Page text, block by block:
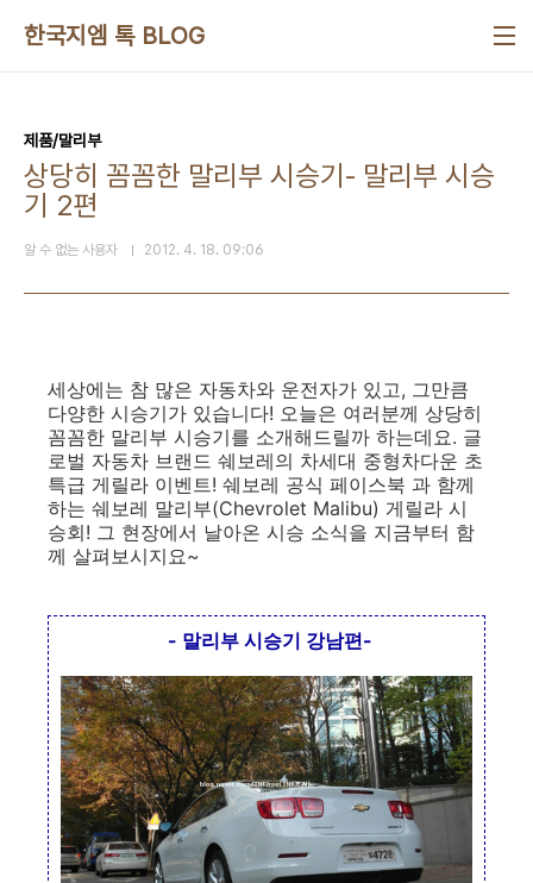
한국지엠 톡 BLOG
제품/말리부
상당히 꼼꼼한 말리부 시승기- 말리부 시승
기 2편
알 수 없는 사용자 2012. 4. 18. 09:06
세상에는 참 많은 자동차와 운전자가 있고, 그만큼
다양한 시승기가 있습니다! 오늘은 여러분께 상당히
꼼꼼한 말리부 시승기를 소개해드릴까 하는데요. 글
로벌 자동차 브랜드 쉐보레의 차세대 중형차다운 초
특급 게릴라 이벤트! 쉐보레 공식 페이스북 과 함께
하는 쉐보레 말리부(Chevrolet Malibu) 게릴라 시
승회! 그 현장에서 날아온 시승 소식을 지금부터 함
께 살펴보시지요~
- 말리부 시승기 강남편-